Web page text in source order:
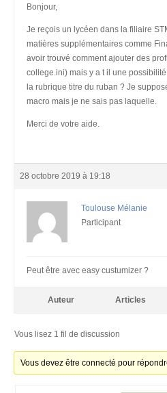
Bonjour,
Je reçois un lycéen dans la filiaire
matières supplémentaires comme
avoir trouvé comment ajouter des
college.ini) mais y a t il une
la rubrique titre du ruban ? Je
macro mais je ne sais pas laquelle.
Merci de votre aide.
28 octobre 2019 à 19:18
Toulouse Mélanie
Participant
Peut être avec easy custumizer ?
Auteur Articles
Vous lisez 1 fil de discussion
Vous devez être connecté pour